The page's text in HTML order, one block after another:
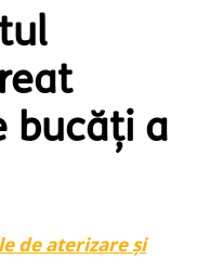
bucăți a
de aterizare și